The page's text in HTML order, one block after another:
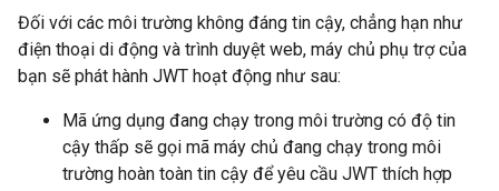
Đối với các môi trường không đáng tin cậy, chẳng hạn như
điện thoại di động và trình duyệt web, máy chủ phụ trợ của
bạn sẽ phát hành JWT hoạt động như sau:
Mã ứng dụng đang chạy trong môi trường có độ tin
cậy thấp sẽ gọi mã máy chủ đang chạy trong môi
trường hoàn toàn tin cậy để yêu cầu JWT thích hợp